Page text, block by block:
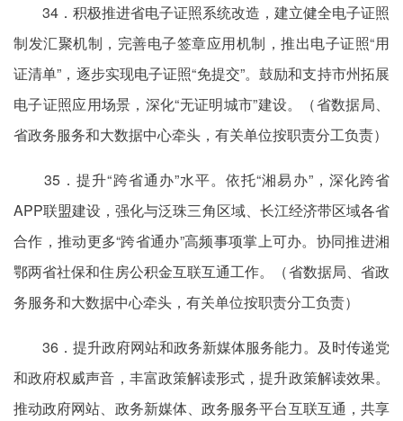
34．积极推进省电子证照系统改造，建立健全电子证照
制发汇聚机制，完善电子签章应用机制，推出电子证照“用
证清单”，逐步实现电子证照“免提交”。鼓励和支持市州拓展
电子证照应用场景，深化“无证明城市”建设。（省数据局、
省政务服务和大数据中心牵头，有关单位按职责分工负责）
35．提升“跨省通办”水平。依托“湘易办”，深化跨省
APP联盟建设，强化与泛珠三角区域、长江经济带区域各省
合作，推动更多“跨省通办”高频事项掌上可办。协同推进湘
鄂两省社保和住房公积金互联互通工作。（省数据局、省政
务服务和大数据中心牵头，有关单位按职责分工负责）
36．提升政府网站和政务新媒体服务能力。及时传递党
和政府权威声音，丰富政策解读形式，提升政策解读效果。
推动政府网站、政务新媒体、政务服务平台互联互通，共享